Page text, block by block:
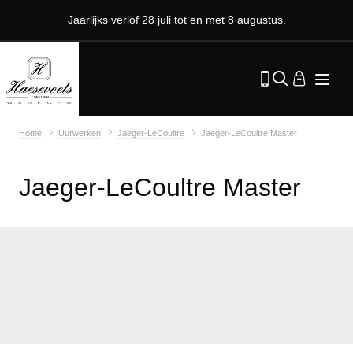
Jaarlijks verlof 28 juli tot en met 8 augustus.
Home Uurwerken Jaeger-LeCoultre Jaeger-LeCoultre Master
Jaeger-LeCoultre Master